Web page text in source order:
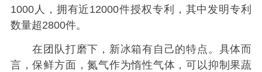
1000人，拥有近12000件授权专利，其中发明专利
数量超2800件。
在团队打磨下，新冰箱有自己的特点。具体而
言，保鲜方面，氮气作为惰性气体，可以抑制果蔬